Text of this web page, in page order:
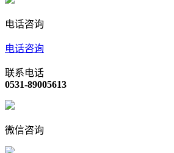
电话咨询
电话咨询
联系电话
0531-89005613
微信咨询